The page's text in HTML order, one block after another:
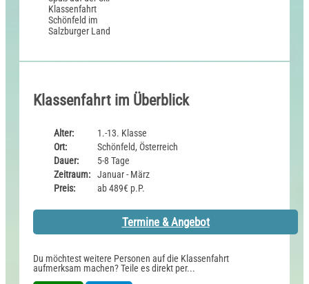
Klassenfahrt im Überblick
Alter:
1.-13. Klasse
Ort:
Schönfeld, Österreich
Dauer:
5-8 Tage
Zeitraum:
Januar - März
Preis:
ab 489€ p.P.
Termine & Angebot
Du möchtest weitere Personen auf die Klassenfahrt
aufmerksam machen? Teile es direkt per...